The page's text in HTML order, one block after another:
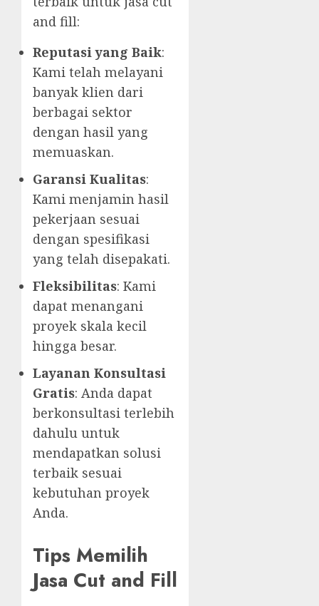
and fill:
Reputasi yang Baik:
Kami telah melayani
banyak klien dari
berbagai sektor
dengan hasil yang
memuaskan.
Garansi Kualitas:
Kami menjamin hasil
pekerjaan sesuai
dengan spesifikasi
yang telah disepakati.
Fleksibilitas: Kami
dapat menangani
proyek skala kecil
hingga besar.
Layanan Konsultasi
Gratis: Anda dapat
berkonsultasi terlebih
dahulu untuk
mendapatkan solusi
terbaik sesuai
kebutuhan proyek
Anda.
Tips Memilih
Jasa Cut and Fill